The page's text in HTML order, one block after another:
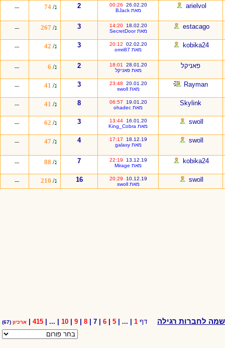
arielvol
26.02.20
00:26
מאת BJack
2 נ/ ---
estacago
18.02.20
14:20
מאת SecretDoor
3 נ/ ---
kobika24
02.02.20
20:12
מאת omri87
3 נ/ ---
פאניקל 28.01.20
18:01
מאת פאניקל
2 נ/ ---
Rayman
20.01.20
23:48
מאת swoll
3 נ/ ---
Skylink
19.01.20
06:57
מאת ohadec
8 נ/ ---
swoll
16.01.20
13:44
מאת King_Cobra
3 נ/ ---
swoll
18.12.19
17:17
מאת galaxy
4 נ/ ---
kobika24
13.12.19
22:19
מאת Mirage
7 נ/ ---
swoll
10.12.19
20:29
מאת swoll
16 נ/ ---
לחברות רגילה דף 1
| ... |
5
6
8
9
10
| ... |
415 ארכיון (67)